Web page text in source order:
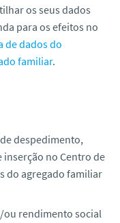
os seus dados
para os efeitos no
de dados do
familiar.
despedimento,
no Centro de
do agregado familiar
ou rendimento social